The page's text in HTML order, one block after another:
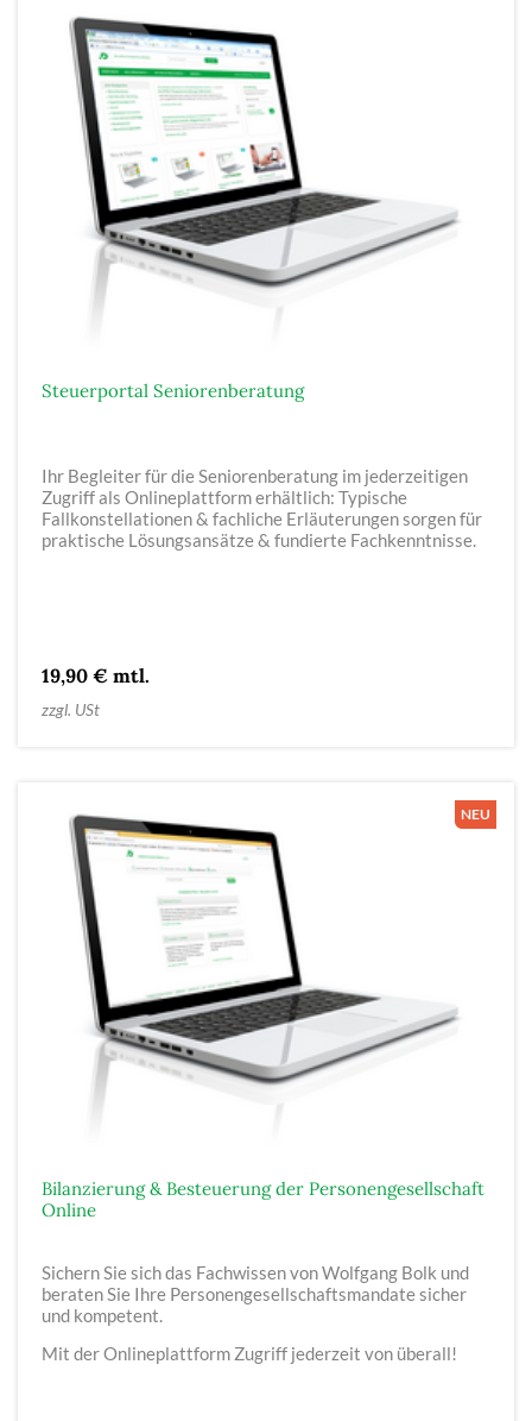
Steuerportal Seniorenberatung
Ihr Begleiter für die Seniorenberatung im jederzeitigen
Zugriff als Onlineplattform erhältlich: Typische
Fallkonstellationen & fachliche Erläuterungen sorgen für
praktische Lösungsansätze & fundierte Fachkenntnisse.
19,90 € mtl.
zzgl. USt
Bilanzierung & Besteuerung der Personengesellschaft
Online
Sichern Sie sich das Fachwissen von Wolfgang Bolk und
beraten Sie Ihre Personengesellschaftsmandate sicher
und kompetent.
Mit der Onlineplattform Zugriff jederzeit von überall!